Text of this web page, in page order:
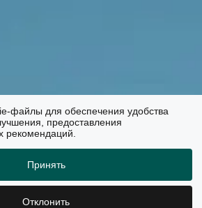
файлы для обеспечения удобства
предоставления
рекомендаций.
Отклонить
Принять